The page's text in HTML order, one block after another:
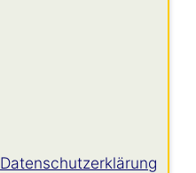
Datenschutz­erklärung